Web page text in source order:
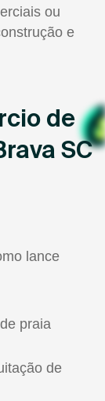
ou
e
de
SC
lance
praia
de